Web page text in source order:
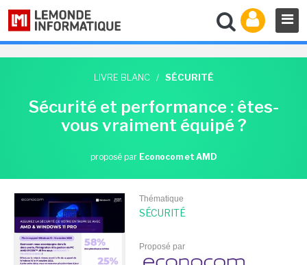
LIVRE BLANC / SÉCURITÉ
Sécurité et performance : êtes-
vous vraiment équipé ?
proposé par Econocom et AMD
Thématique
SÉCURITÉ
Proposé par